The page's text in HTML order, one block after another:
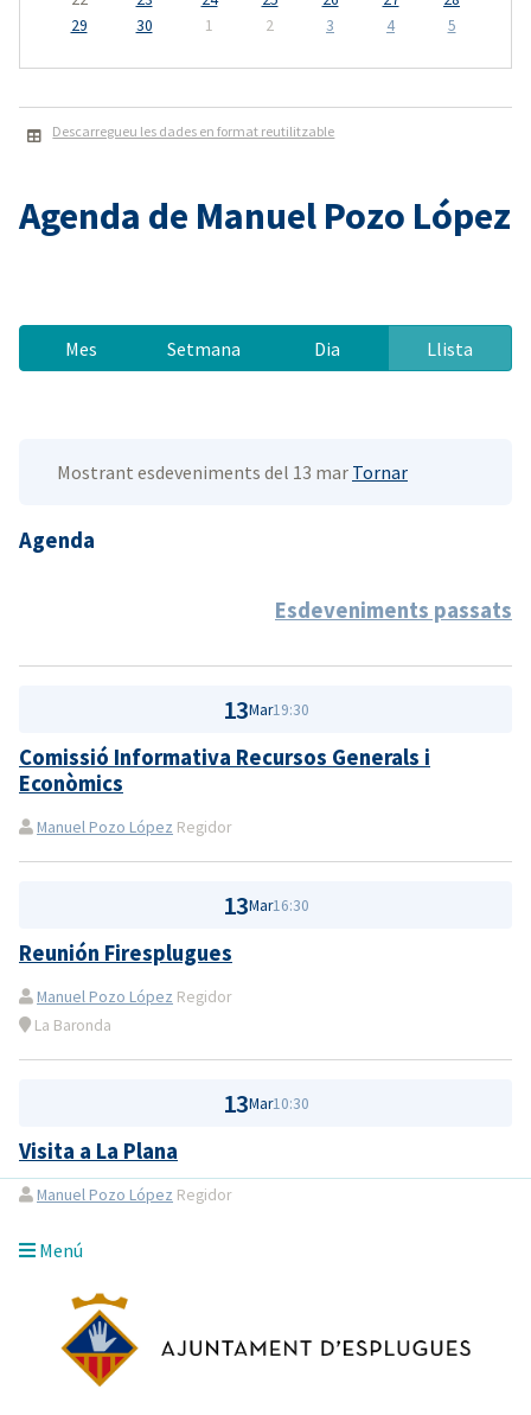
29
30 1 2 3 4 5
Descarregueu les dades en format reutilitzable
Agenda de Manuel Pozo López
Mes Setmana Dia Llista
Mostrant esdeveniments del 13 mar Tornar
Agenda
Esdeveniments passats
13Mar19:30
Comissió Informativa Recursos Generals i
Econòmics
Manuel Pozo López Regidor
13Mar16:30
Reunión Firesplugues
Manuel Pozo López Regidor
La Baronda
13Mar10:30
Visita a La Plana
Manuel Pozo López Regidor
Menú